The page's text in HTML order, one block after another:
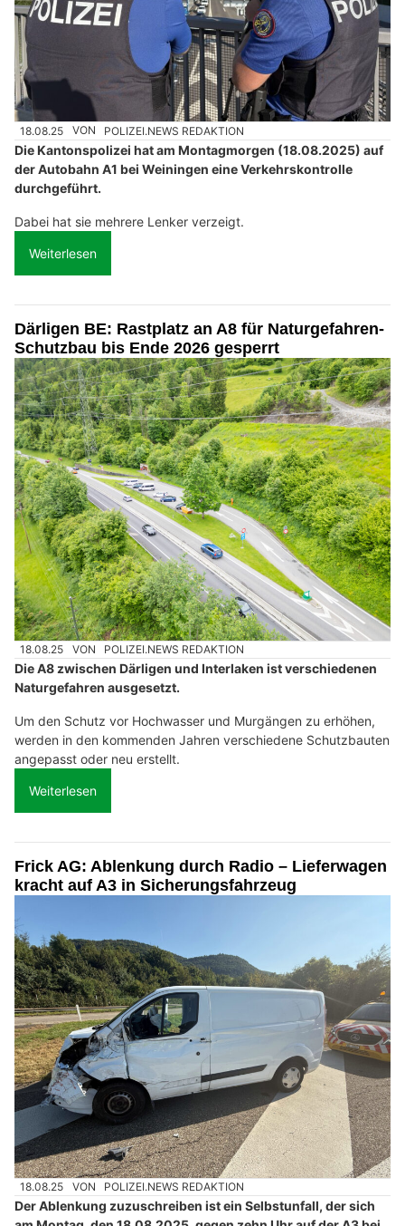
18.08.25 VON POLIZEI.NEWS REDAKTION
Die Kantonspolizei hat am Montagmorgen (18.08.2025) auf
der Autobahn A1 bei Weiningen eine Verkehrskontrolle
durchgeführt.
Dabei hat sie mehrere Lenker verzeigt.
Weiterlesen
Därligen BE: Rastplatz an A8 für Naturgefahren-
Schutzbau bis Ende 2026 gesperrt
18.08.25 VON POLIZEI.NEWS REDAKTION
Die A8 zwischen Därligen und Interlaken ist verschiedenen
Naturgefahren ausgesetzt.
Um den Schutz vor Hochwasser und Murgängen zu erhöhen,
werden in den kommenden Jahren verschiedene Schutzbauten
angepasst oder neu erstellt.
Weiterlesen
Frick AG: Ablenkung durch Radio – Lieferwagen
kracht auf A3 in Sicherungsfahrzeug
18.08.25 VON POLIZEI.NEWS REDAKTION
Der Ablenkung zuzuschreiben ist ein Selbstunfall, der sich